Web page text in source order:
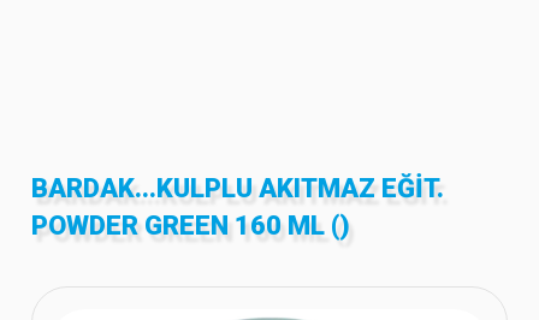
BARDAK...KULPLU AKITMAZ EĞIT.
POWDER GREEN 160 ML ()